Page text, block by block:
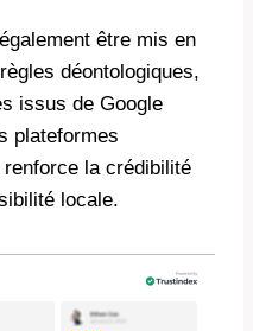
être mis en
déontologiques,
issus de Google
plateformes
la crédibilité
locale.